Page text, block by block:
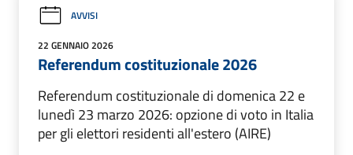
AVVISI
22 GENNAIO 2026
Referendum costituzionale 2026
Referendum costituzionale di domenica 22 e
lunedì 23 marzo 2026: opzione di voto in Italia
per gli elettori residenti all'estero (AIRE)